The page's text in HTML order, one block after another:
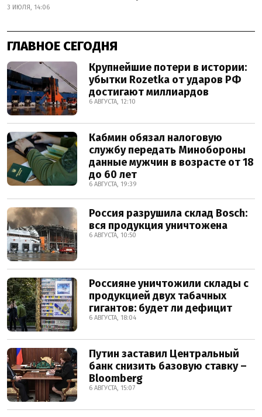
3 ИЮЛЯ, 14:06
ГЛАВНОЕ СЕГОДНЯ
Крупнейшие потери в истории:
убытки Rozetka от ударов РФ
достигают миллиардов
6 АВГУСТА, 12:10
Кабмин обязал налоговую
службу передать Минобороны
данные мужчин в возрасте от 18
до 60 лет
6 АВГУСТА, 19:39
Россия разрушила склад Bosch:
вся продукция уничтожена
6 АВГУСТА, 10:50
Россияне уничтожили склады с
продукцией двух табачных
гигантов: будет ли дефицит
6 АВГУСТА, 18:04
Путин заставил Центральный
банк снизить базовую ставку –
Bloomberg
6 АВГУСТА, 15:07